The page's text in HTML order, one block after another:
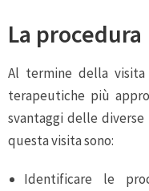
La procedura
Al termine della
terapeutiche più
svantaggi delle
questa visita sono:
Identificare le